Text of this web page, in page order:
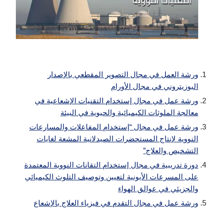
ورشة العمل في مجال التصوير المقطعي بالإصدار
البوزيتروني في مجال الأورام
ورشة عمل في مجال إستخدام التقنيات الإشعاعية في
معالجة الملوثات الكيميائية والحيوية في البيئة
ورشة عمل في مجال “إستخدام المفاعلات والمسارعات
النووية لإنتاج المستحضرات الصيدلانية المشعة لغايات
التشخيص والعلاج”
دورة تدريبية في مجال إستخدام التقانات النووية المعتمدة
على المسرعات الأيونية لتعيين وتوصيف التلوث الكيميائي
والجزيئي في عوالق الهواء
ورشة عمل في مجال التقدم في فيزياء العلاج بالإشعاع